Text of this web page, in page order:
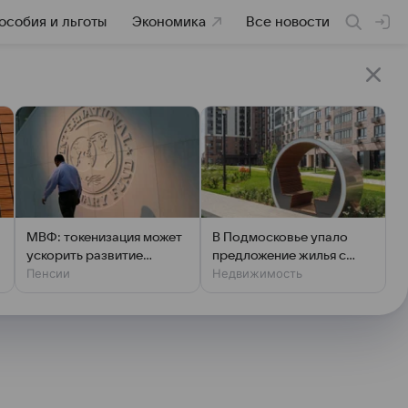
и льготы Экономика Все новости
МВФ: токенизация может
ускорить развитие
рынков в развивающихся
Пенсии
В Подмосковье упало
предложение жилья с
предчистовой отделкой
Недвижимость